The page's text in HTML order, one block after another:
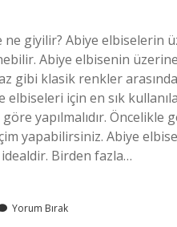
ne giyilir? Abiye elbiselerin
Abiye elbisenin
gibi klasik renkler
için en sık
yapılmalıdır.
yapabilirsiniz. Abiye
Birden fazla…
Yorum Bırak